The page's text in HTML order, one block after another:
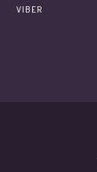
VIBER